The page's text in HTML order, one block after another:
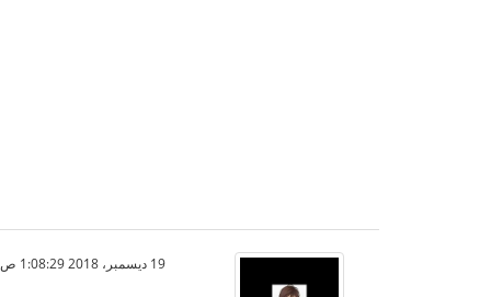
19 ديسمبر، 2018 1:08:29 ص